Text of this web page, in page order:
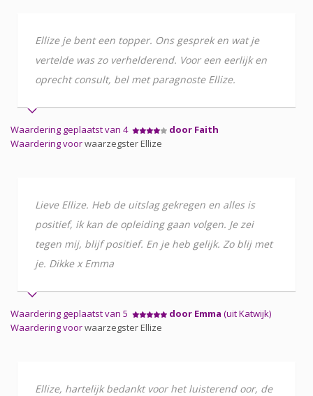
Ellize je bent een topper. Ons gesprek en wat je
vertelde was zo verhelderend. Voor een eerlijk en
oprecht consult, bel met paragnoste Ellize.
Waardering geplaatst van 4
door Faith
Waardering voorwaarzegster Ellize
Lieve Ellize. Heb de uitslag gekregen en alles is
positief, ik kan de opleiding gaan volgen. Je zei
tegen mij, blijf positief. En je heb gelijk. Zo blij met
je. Dikke x Emma
Waardering geplaatst van 5 door Emma (uit Katwijk)
Waardering voorwaarzegster Ellize
Ellize, hartelijk bedankt voor het luisterend oor, de